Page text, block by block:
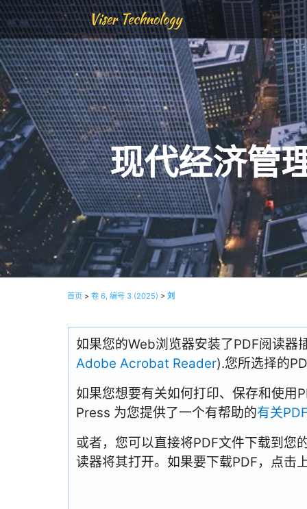
Viser Technology
现代经济管
首页 > 卷 6, 编号 3 (2025) > 刘
如果您的Web浏览器安装了PDF阅读器
Adobe Acrobat Reader).您所选择的
如果您想要有关如何打印、保存和使用
Press 为您提供了一个有帮助的有关
或者，您可以直接将PDF文件下载到您
读器将其打开。如果要下载PDF，点击